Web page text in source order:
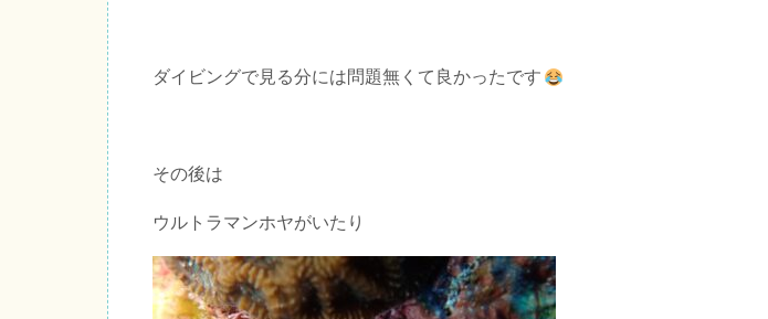
ダイビングで見る分には問題無くて良かったです
その後は
ウルトラマンホヤがいたり